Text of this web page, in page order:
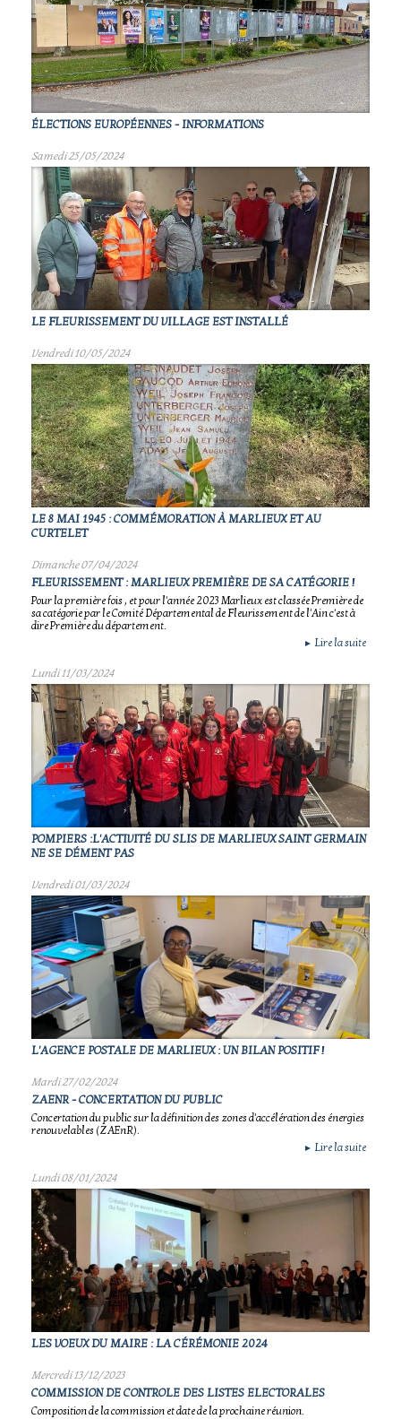
ÉLECTIONS EUROPÉENNES - INFORMATIONS
Samedi 25/05/2024
LE FLEURISSEMENT DU VILLAGE EST INSTALLÉ
Vendredi 10/05/2024
LE 8 MAI 1945 : COMMÉMORATION À MARLIEUX ET AU
CURTELET
Dimanche 07/04/2024
FLEURISSEMENT : MARLIEUX PREMIÈRE DE SA CATÉGORIE !
Pour la première fois , et pour l'année 2023 Marlieux est classée Première de
sa catégorie par le Comité Départemental de Fleurissement de l'Ain c'est à
dire Première du département.
► Lire la suite
Lundi 11/03/2024
POMPIERS :L'ACTIVITÉ DU SLIS DE MARLIEUX SAINT GERMAIN
NE SE DÉMENT PAS
Vendredi 01/03/2024
L'AGENCE POSTALE DE MARLIEUX : UN BILAN POSITIF !
Mardi 27/02/2024
ZAENR - CONCERTATION DU PUBLIC
Concertation du public sur la définition des zones d'accélération des énergies
renouvelables (ZAEnR).
► Lire la suite
Lundi 08/01/2024
LES VOEUX DU MAIRE : LA CÉRÉMONIE 2024
Mercredi 13/12/2023
COMMISSION DE CONTROLE DES LISTES ELECTORALES
Composition de la commission et date de la prochaine réunion.